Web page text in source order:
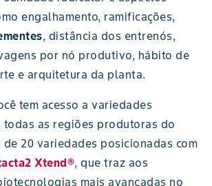
engalhamento, ramificações,
, distância dos entrenós,
por nó produtivo, hábito de
e arquitetura da planta.
tem acesso a variedades
as regiões produtoras do
de 20 variedades posicionadas com
Xtend®, que traz aos
mais avançadas no